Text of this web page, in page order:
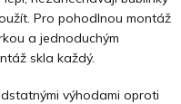
Pro pohodlnou montáž
a jednoduchým
skla každý.
výhodami oproti